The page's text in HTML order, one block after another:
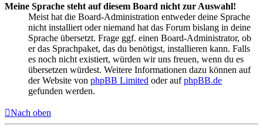
Meine Sprache steht auf diesem Board nicht zur Auswahl!
Meist hat die Board-Administration entweder deine Sprache
nicht installiert oder niemand hat das Forum bislang in deine
Sprache übersetzt. Frage ggf. einen Board-Administrator, ob
er das Sprachpaket, das du benötigst, installieren kann. Falls
es noch nicht existiert, würden wir uns freuen, wenn du es
übersetzen würdest. Weitere Informationen dazu können auf
der Website von phpBB Limited oder aufphpBB.de
gefunden werden.
Nach oben